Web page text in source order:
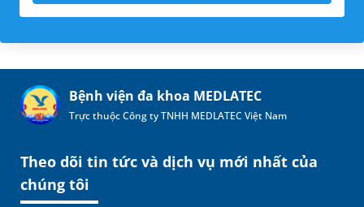
Bệnh viện đa khoa MEDLATEC
Trực thuộc Công ty TNHH MEDLATEC Việt Nam
Theo dõi tin tức và dịch vụ mới nhất của
chúng tôi